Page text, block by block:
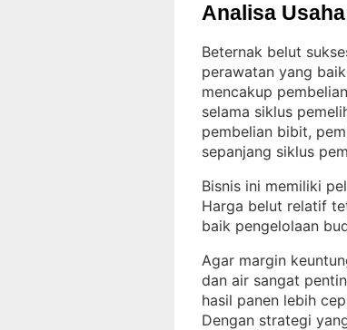
Analisa
Beternak belut
perawatan yang baik
mencakup
selama siklus
pembelian bibit,
sepanjang siklus
Bisnis ini memiliki
Harga belut relatif
baik pengelolaan
Agar margin
dan air sangat
hasil panen lebih
Dengan strategi